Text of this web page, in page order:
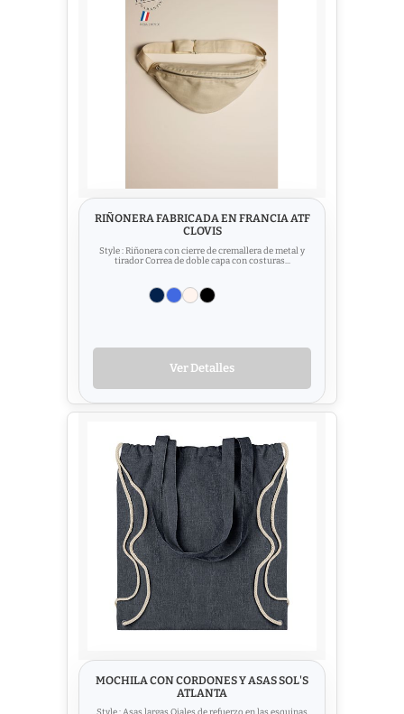
RIÑONERA FABRICADA EN FRANCIA ATF
CLOVIS
Style : Riñonera con cierre de cremallera de metal y
tirador Correa de doble capa con costuras...
Ver Detalles
MOCHILA CON CORDONES Y ASAS SOL'S
ATLANTA